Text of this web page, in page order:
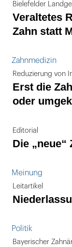
Bielefelder
Veraltetes
Zahn statt
Zahnmedizin
Reduzierung von
Erst die
oder
Editorial
Die „neue“
Meinung
Leitartikel
Politik
Bayerischer